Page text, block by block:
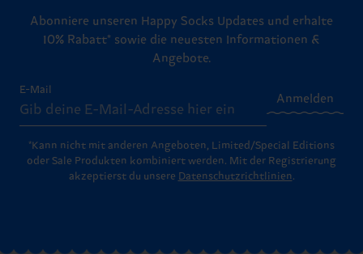
Abonniere unseren Happy Socks Updates und erhalte
10% Rabatt* sowie die neuesten Informationen &
Angebote.
E-Mail
Anmelden
*Kann nicht mit anderen Angeboten, Limited/Special Editions
oder Sale Produkten kombiniert werden. Mit der Registrierung
akzeptierst du unsere Datenschutzrichtlinien.